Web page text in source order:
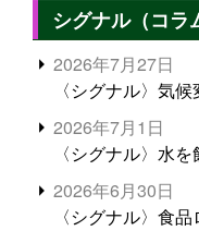
シグナル（コラ
2026年7月27日
〈シグナル〉気
2026年7月1日
〈シグナル〉水
2026年6月30日
〈シグナル〉食